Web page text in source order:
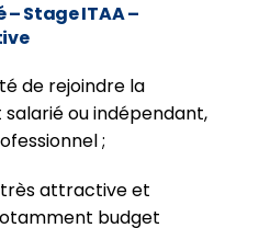
– Stage ITAA –
de rejoindre la
ou indépendant,
;
attractive et
budget